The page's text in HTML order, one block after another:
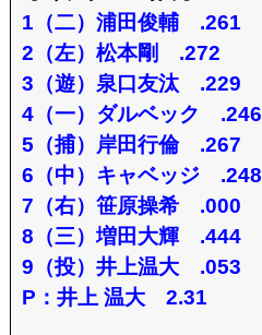
1（二）浦田俊輔 .261
2（左）松本剛 .272
3（遊）泉口友汰 .229
4（一）ダルベック .246
5（捕）岸田行倫 .267
6（中）キャベッジ .248
7（右）笹原操希 .000
8（三）増田大輝 .444
9（投）井上温大 .053
P：井上 温大 2.31